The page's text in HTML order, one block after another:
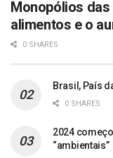
Monopólios
alimentos e o
0 SHARES
Brasil, País
0 SHARES
2024
“ambientais”